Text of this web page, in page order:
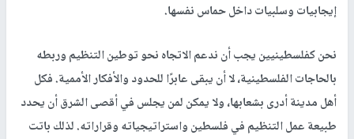
إيجابيات وسلبيات داخل حماس نفسها.
نحن كفلسطينيين يجب أن ندعم الاتجاه نحو توطين التنظيم وربطه
بالحاجات الفلسطينية، لا أن يبقى عابرًا للحدود والأفكار الأممية. فكل
أهل مدينة أدرى بشعابها، ولا يمكن لمن يجلس في أقصى الشرق أن يحدد
طبيعة عمل التنظيم في فلسطين واستراتيجياته وقراراته. لذلك باتت